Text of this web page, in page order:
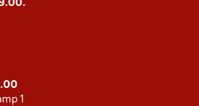
1